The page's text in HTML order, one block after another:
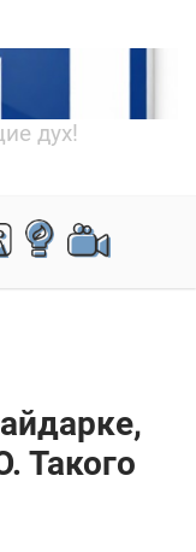
дух!
Такого